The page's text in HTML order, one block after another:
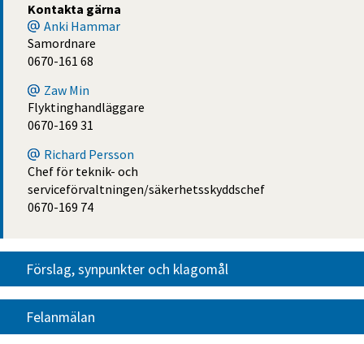
Kontakta gärna
Anki Hammar
Samordnare
0670-161 68
Zaw Min
Flyktinghandläggare
0670-169 31
Richard Persson
Chef för teknik- och
serviceförvaltningen/säkerhetsskyddschef
0670-169 74
Förslag, synpunkter och klagomål
Felanmälan